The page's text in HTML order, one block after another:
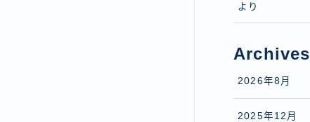
より
Archives
2026年8月
2025年12月